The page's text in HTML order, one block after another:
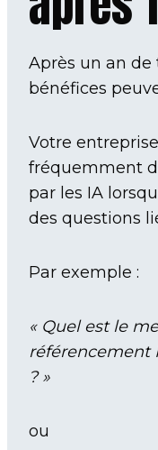
Après un an de
bénéfices
Votre
fréquemment
par les IA
des questions
Par exemple :
« Quel est le
référencement
? »
ou